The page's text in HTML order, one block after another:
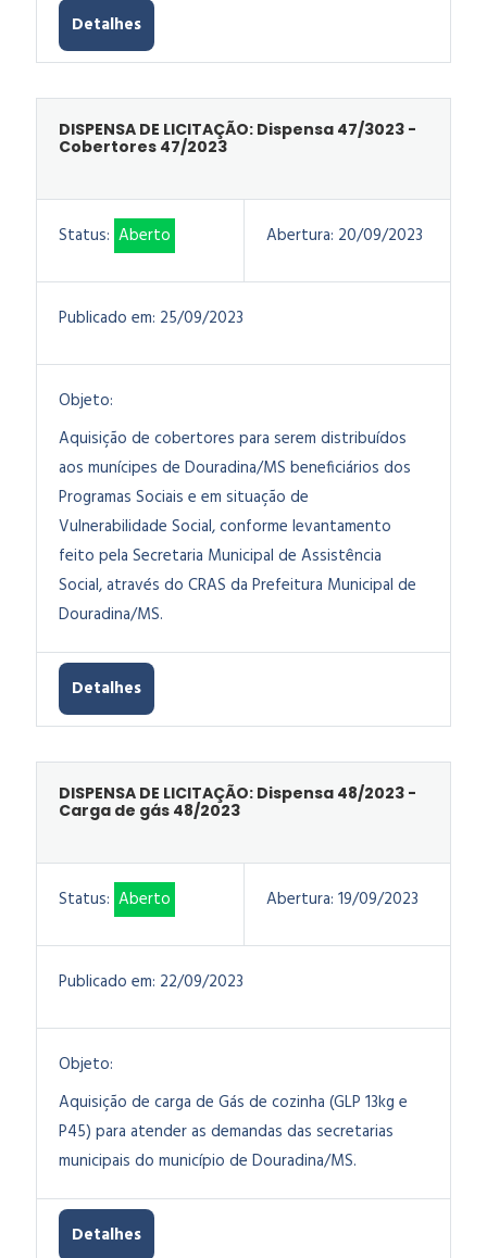
Detalhes
DISPENSA DE LICITAÇÃO: Dispensa 47/3023 -
Cobertores 47/2023
Status: Aberto Abertura: 20/09/2023
Publicado em: 25/09/2023
Objeto:
Aquisição de cobertores para serem distribuídos
aos munícipes de Douradina/MS beneficiários dos
Programas Sociais e em situação de
Vulnerabilidade Social, conforme levantamento
feito pela Secretaria Municipal de Assistência
Social, através do CRAS da Prefeitura Municipal de
Douradina/MS.
Detalhes
DISPENSA DE LICITAÇÃO: Dispensa 48/2023 -
Carga de gás 48/2023
Status: Aberto Abertura: 19/09/2023
Publicado em: 22/09/2023
Objeto:
Aquisição de carga de Gás de cozinha (GLP 13kg e
P45) para atender as demandas das secretarias
municipais do município de Douradina/MS.
Detalhes